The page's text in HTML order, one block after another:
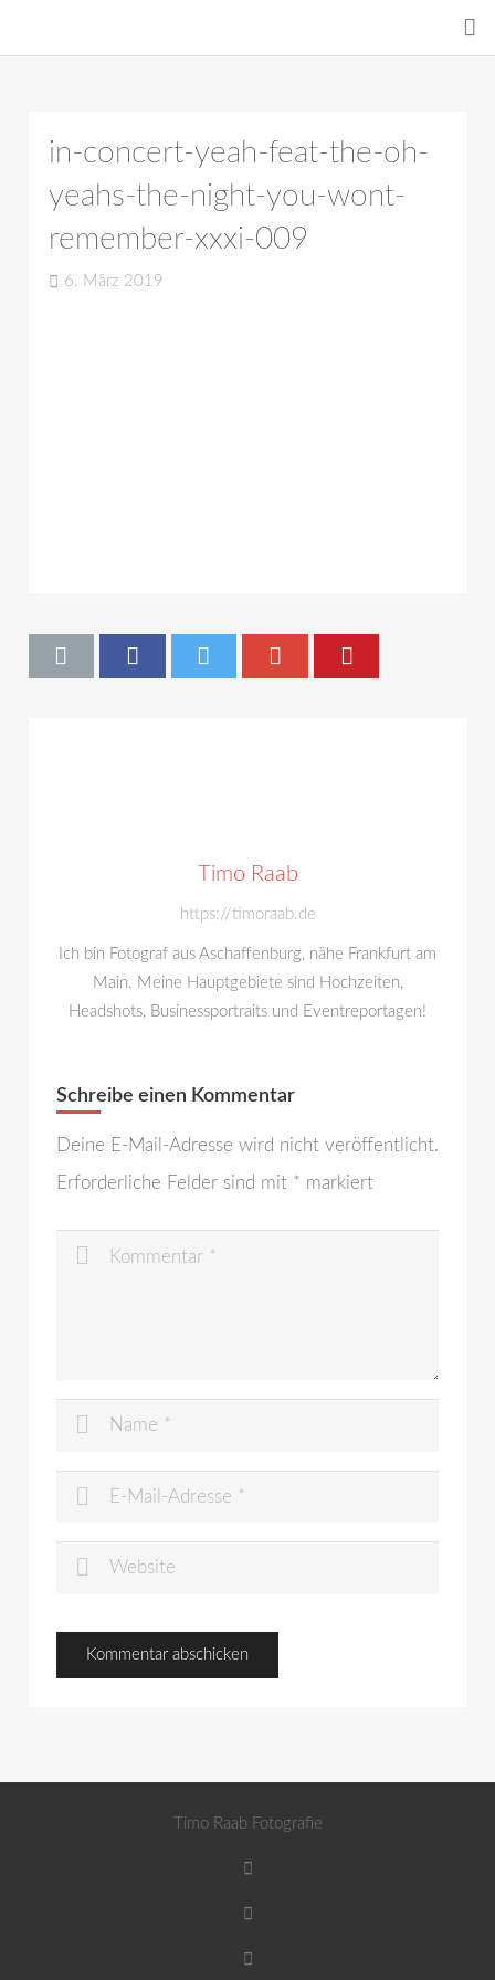
in-concert-yeah-feat-the-oh-
yeahs-the-night-you-wont-
remember-xxxi-009
6. März 2019
Timo Raab
https://timoraab.de
Ich bin Fotograf aus Aschaffenburg, nähe Frankfurt am
Main. Meine Hauptgebiete sind Hochzeiten,
Headshots, Businessportraits und Eventreportagen!
Schreibe einen Kommentar
Deine E-Mail-Adresse wird nicht veröffentlicht.
Erforderliche Felder sind mit * markiert
Timo Raab Fotografie